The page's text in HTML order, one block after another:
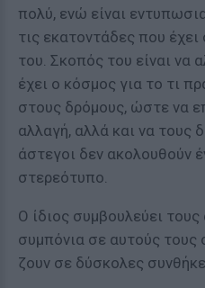
πολύ, ενώ είναι
τις εκατοντάδες που
του. Σκοπός του είναι να
έχει ο κόσμος για το τι
στους δρόμους, ώστε να
αλλαγή, αλλά και να τους
άστεγοι δεν ακολουθούν
στερεότυπο.
Ο ίδιος συμβουλεύει
συμπόνια σε αυτούς τους
ζουν σε δύσκολες